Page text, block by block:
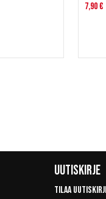
7,90 €
Uutiskirje
Tilaa